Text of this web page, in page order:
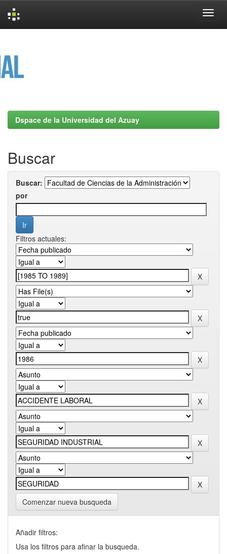
Dspace de la Universidad del Azuay
Buscar
Buscar:
por
Filtros actuales:
Comenzar nueva busqueda
Añadir filtros:
Usa los filtros para afinar la busqueda.